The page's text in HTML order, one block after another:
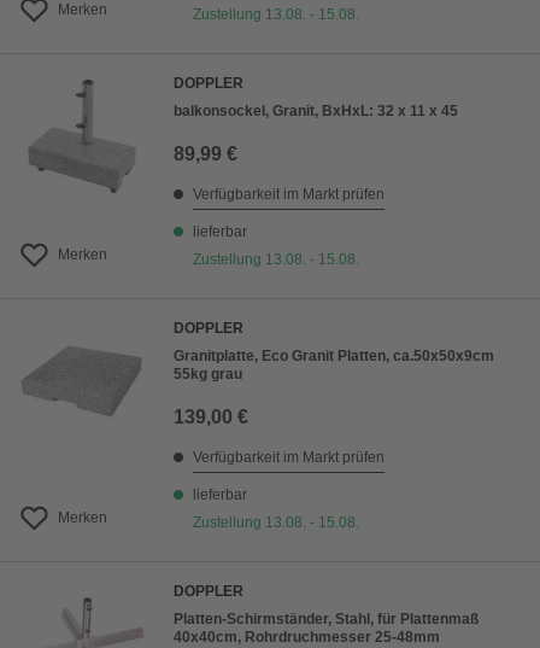
Merken
Zustellung 13.08. - 15.08.
Merken
DOPPLER
balkonsockel, Granit, BxHxL: 32 x 11 x 45
89,99 €
Verfügbarkeit im Markt prüfen
lieferbar
Zustellung 13.08. - 15.08.
Merken
DOPPLER
Granitplatte, Eco Granit Platten, ca.50x50x9cm
55kg grau
139,00 €
Verfügbarkeit im Markt prüfen
lieferbar
Zustellung 13.08. - 15.08.
DOPPLER
Platten-Schirmständer, Stahl, für Plattenmaß
40x40cm, Rohrdruchmesser 25-48mm